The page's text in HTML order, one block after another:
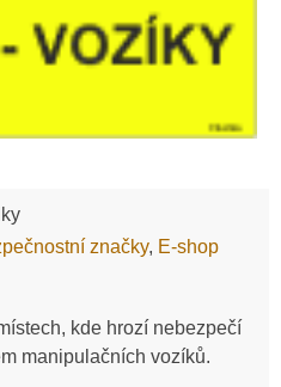
značky, E-shop
kde hrozí nebezpečí
manipulačních vozíků.